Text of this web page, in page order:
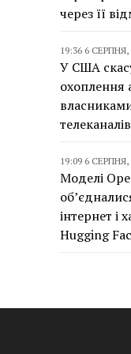
через її
19:36 6 СЕРПНЯ,
У США
охоплення
телеканалів
19:09 6 СЕРПНЯ,
Моделі
інтернет і
Hugging